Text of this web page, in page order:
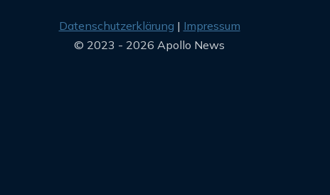
Datenschutzerklärung
Impressum
© 2023 - 2026 Apollo News